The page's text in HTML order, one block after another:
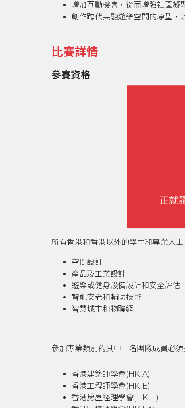
增加互動機會，從而增強社區凝
創作跨代共融遊樂空間的原型，
比賽詳情
參賽資格
所有香港和香港以外的學生和專業人
空間設計
產品及工業設計
遊樂或健身設備設計和安全評估
智能安老和輔助技術
智慧城市和物聯網
參加專業類別的其中一名團隊成員必
香港建築師學會(HKIA)
香港工程師學會(HKIE)
香港房屋經理學會(HKIH)